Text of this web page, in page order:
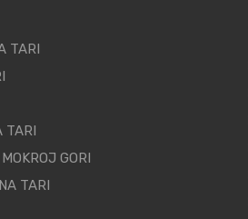
TARI
TARI
GORI
TARI